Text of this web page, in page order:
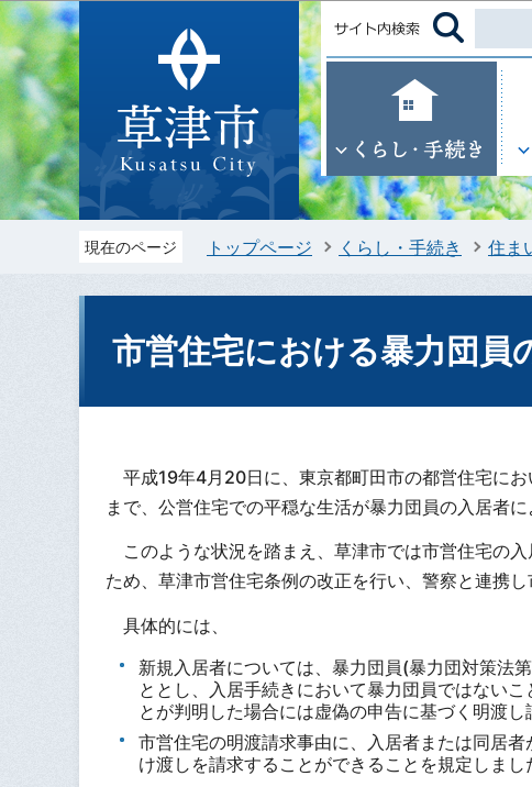
現在のページ トップページ くらし・手続き 住ま
市営住宅における暴力団員
平成19年4月20日に、東京都町田市の都営住宅に
まで、公営住宅での平穏な生活が暴力団員の入居者
このような状況を踏まえ、草津市では市営住宅の
ため、草津市営住宅条例の改正を行い、警察と連携
具体的には、
新規入居者については、暴力団員(暴力団対策法
ととし、入居手続きにおいて暴力団員ではない
とが判明した場合には虚偽の申告に基づく明渡
市営住宅の明渡請求事由に、入居者または同居
け渡しを請求することができることを規定しまし